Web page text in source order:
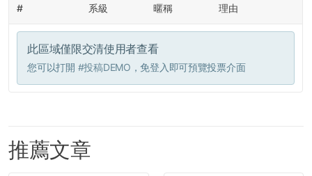
# 系級 暱稱 理由
此區域僅限交清使用者查看
您可以打開 #投稿DEMO ，免登入即可預覽投票介面
推薦文章